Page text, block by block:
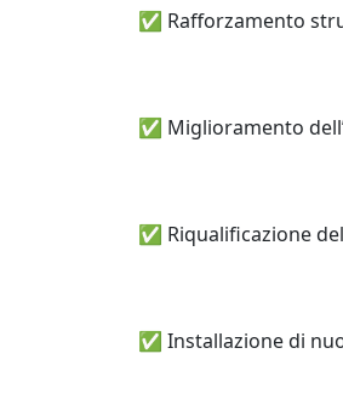
✅ Rafforzamento
✅ Miglioramento
✅ Riqualificazione
✅ Installazione di